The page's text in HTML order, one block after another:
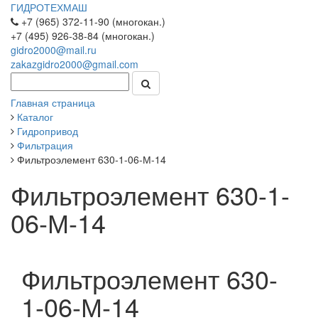
ГИДРОТЕХМАШ
+7 (965) 372-11-90 (многокан.)
+7 (495) 926-38-84 (многокан.)
gidro2000@mail.ru
zakazgidro2000@gmail.com
Главная страница
Каталог
Гидропривод
Фильтрация
Фильтроэлемент 630-1-06-М-14
Фильтроэлемент 630-1-
06-М-14
Фильтроэлемент 630-
1-06-М-14